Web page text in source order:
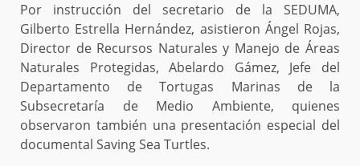
Por instrucción del secretario de la SEDUMA,
Gilberto Estrella Hernández, asistieron Ángel Rojas,
Director de Recursos Naturales y Manejo de Áreas
Naturales Protegidas, Abelardo Gámez, Jefe del
Departamento de Tortugas Marinas de la
Subsecretaría de Medio Ambiente, quienes
observaron también una presentación especial del
documental Saving Sea Turtles.